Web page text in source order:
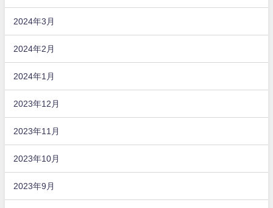
2024年3月
2024年2月
2024年1月
2023年12月
2023年11月
2023年10月
2023年9月